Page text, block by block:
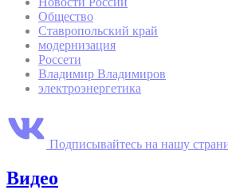
Общество
Ставропольский край
модернизация
Россети
Владимир Владимиров
электроэнергетика
Подписывайтесь на нашу
Видео